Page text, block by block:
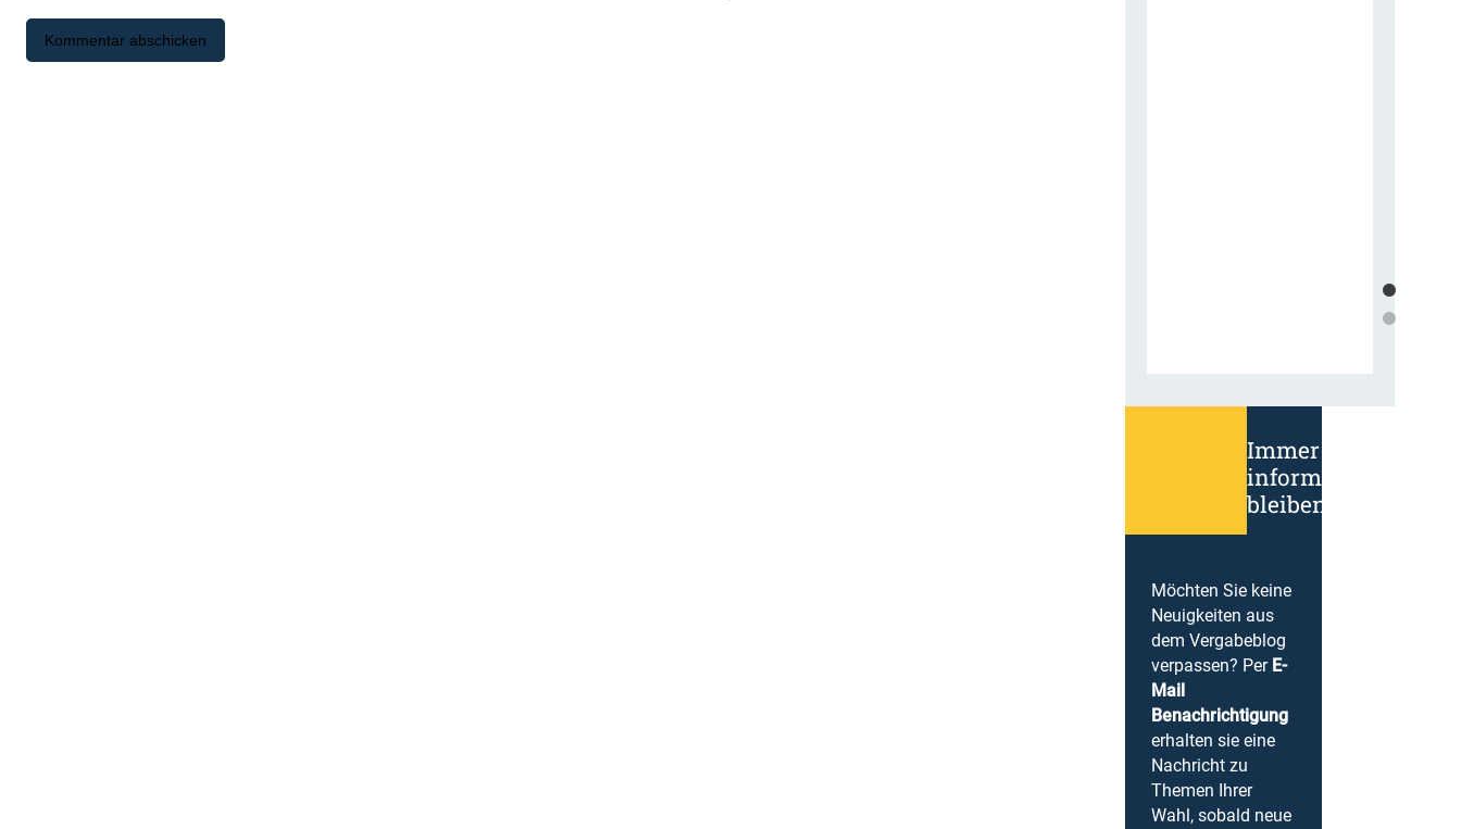
Immer
informiert
bleiben!
Möchten Sie keine
Neuigkeiten aus
dem Vergabeblog
verpassen? Per E-
Mail
Benachrichtigung
erhalten sie eine
Nachricht zu
Themen Ihrer
Wahl, sobald neue